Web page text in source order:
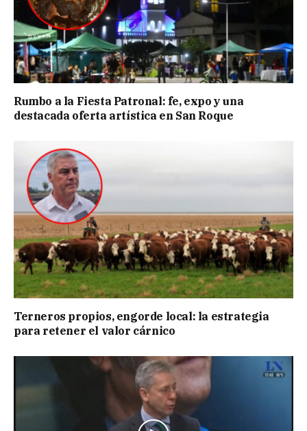
Rumbo a la Fiesta Patronal: fe, expo y una
destacada oferta artística en San Roque
Terneros propios, engorde local: la estrategia
para retener el valor cárnico